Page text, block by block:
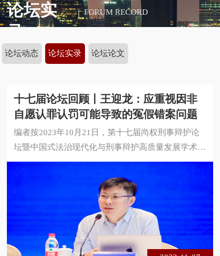
论坛实
录
FORUM RECORD
论坛动态 论坛实录 论坛论文
十七届论坛回顾丨王迎龙：应重视因非
自愿认罪认罚可能导致的冤假错案问题
编者按2023年10月21日，第十七届尚权刑事辩护论
坛暨中国式法治现代化与刑事辩护高质量发展学术研
讨会在安徽省合肥市成功举办。本届论坛由安徽大学
法学院、中国政法大学国家法律援助研究院与北京尚
权律师事务所联合主办。论坛的主题是中国式法治现
代化与刑事辩护高质量发展。本届论坛采用线下、线
上相结合的方式进行，共300余名专家学者、法律实
务界人士莅临现场参会，在线实时收看达1 5万余人
次。以下是中国政法大学法学院副教